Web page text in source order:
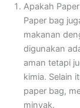
Apakah
Paper bag
makanan
digunakan
aman tetapi
kimia. Selain
paper bag,
minyak.